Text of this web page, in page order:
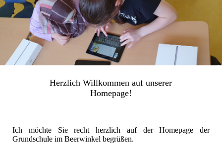
Herzlich Willkommen auf unserer
Homepage!
Ich möchte Sie recht herzlich auf der Homepage der
Grundschule im Beerwinkel begrüßen.